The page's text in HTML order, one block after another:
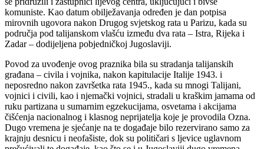
komuniste. Kao datum obilježavanja određen je dan potpisa
mirovnih ugovora nakon Drugog svjetskog rata u Parizu, kada su
područja pod talijanskom vlašću između dva rata – Istra, Rijeka i
Zadar – dodijeljena pobjedničkoj Jugoslaviji.
Povod za uvođenje ovog praznika bila su stradanja talijanskih
građana – civila i vojnika, nakon kapitulacije Italije 1943. i
neposredno nakon završetka rata 1945., kada su mnogi Talijani,
vojnici i civili, kao i njemački vojnici, stradali u kraškim jamama od
ruku partizana u sumarnim egzekucijama, osvetama i akcijama
čišćenja nacionalnog i klasnog neprijatelja koje je provodila Ozna.
Dugo vremena je sjećanje na te događaje bilo rezervirano samo za
krajnju desnicu i neofašiste, dok su političari s ljevice uglavnom